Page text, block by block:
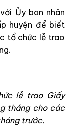
Ủy ban nhân
huyện để biết
tổ chức lễ trao
lễ trao Giấy
tháng cho các
trước.